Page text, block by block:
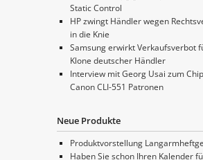
Static Control
HP zwingt Händler wegen
in die Knie
Samsung erwirkt Verkaufsverbot
Klone deutscher Händler
Interview mit Georg Usai zum
Canon CLI-551 Patronen
Neue Produkte
Produktvorstellung
Haben Sie schon Ihren Kalender